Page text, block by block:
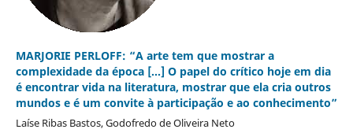
MARJORIE PERLOFF: “A arte tem que mostrar a
complexidade da época [...] O papel do crítico hoje em dia
é encontrar vida na literatura, mostrar que ela cria outros
mundos e é um convite à participação e ao conhecimento”
Laíse Ribas Bastos, Godofredo de Oliveira Neto